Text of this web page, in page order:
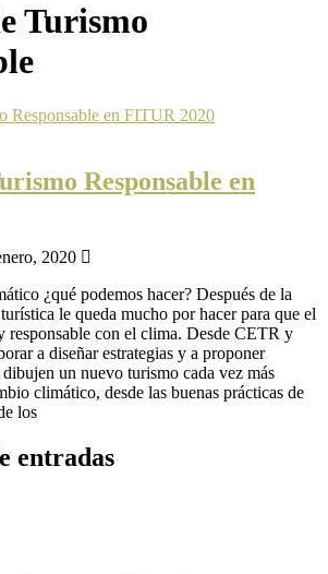
Turismo
Responsable en
2020
¿qué podemos hacer? Después de la
le queda mucho por hacer para que el
responsable con el clima. Desde CETR y
a diseñar estrategias y a proponer
un nuevo turismo cada vez más
climático, desde las buenas prácticas de
los
entradas